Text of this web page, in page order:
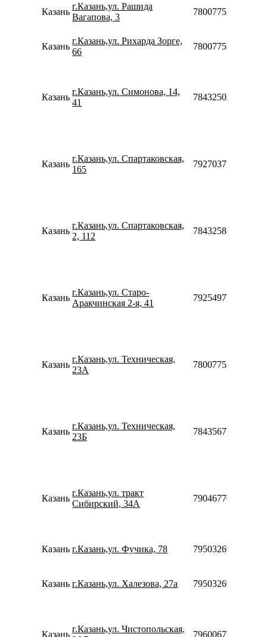
Казань
г.Казань,ул. Рашида
Вагапова, 3
78007753553
Казань
г.Казань,ул. Рихарда Зорге,
66
78007753553
Казань
г.Казань,ул. Симонова, 14,
41
78432502242
Казань
г.Казань,ул. Спартаковская,
165
79270377155
Казань
г.Казань,ул. Спартаковская,
2, 112
78432588199
Казань
г.Казань,ул. Старо-
Аракчинская 2-я, 41
79254971097
Казань
г.Казань,ул. Техническая,
23А
78007753553
Казань
г.Казань,ул. Техническая,
23Б
Казань
г.Казань,ул. тракт
Сибирский, 34А
79046770705
Казань г.Казань,ул. Фучика, 78 79503269970
Казань г.Казань,ул. Халезова, 27а 79503269970
Казань
г.Казань,ул. Чистопольская,
79600671300